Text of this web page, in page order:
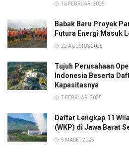
16 FEBRUARI 2025
Babak Baru Proyek
Futura Energi Masuk
22 AGUSTUS 2025
Tujuh Perusahaan
Indonesia Beserta
Kapasitasnya
7 FEBRUARI 2025
Daftar Lengkap 11
(WKP) di Jawa Barat
5 MARET 2025